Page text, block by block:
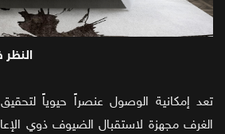
12-
تعد إمكانية الوصول عنصراً حيوياً
الغرف مجهزة لاستقبال الضيوف ذوي